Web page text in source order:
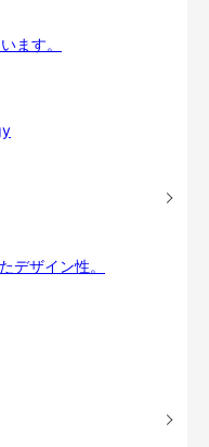
ます。
デザイン性。